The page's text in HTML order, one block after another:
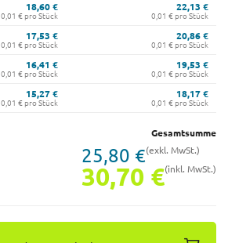
18,60 €
0,01 € pro Stück
22,13 €
0,01 € pro Stück
17,53 €
0,01 € pro Stück
20,86 €
0,01 € pro Stück
16,41 €
0,01 € pro Stück
19,53 €
0,01 € pro Stück
15,27 €
0,01 € pro Stück
18,17 €
0,01 € pro Stück
Gesamtsumme
25,80 €(exkl. MwSt.)
30,70 €(inkl. MwSt.)